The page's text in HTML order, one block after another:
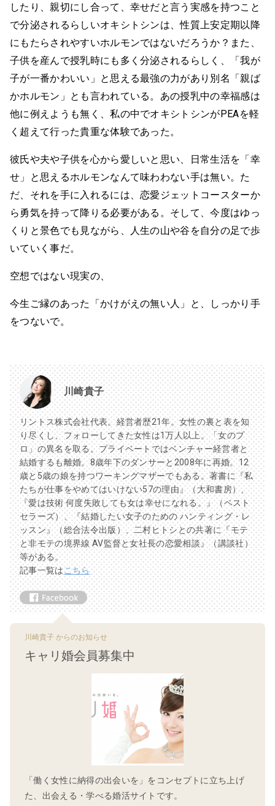
したり、親切にし合って、幸せだと言う実感を持つこと
で分泌されるらしいオキシトシンは、性質上安定期以降
にもたらされやすいホルモンではないだろうか？また、
子供を産んで授乳時にも多く分泌されるらしく、「我が
子が一番かわいい」と思える最強の力があり別名「親ば
かホルモン」とも言われている。あの授乳中の幸福感は
他に例えようも無く、私の中でオキシトシンがPEAを軽
く超えて行った貴重な体験であった。
彼氏や夫や子供を心から愛しいと思い、日常生活を「幸
せ」と思えるホルモンなんて味わわない手は無い。た
だ、それを手に入れるには、恋愛ジェットコースターか
ら勇気を持って降りる必要がある。そして、今度はゆっ
くりと景色でも見ながら、人生の山や谷を自分の足で歩
いていく事だ。
空想ではない現実の、
今生ご縁のあった「かけがえの無い人」と、しっかり手
をつないで。
川崎貴子
リントス株式会社代表。経営者歴21年。女性の裏と表を知
り尽くし、フォローしてきた女性は1万人以上。「女のプ
ロ」の異名を取る。プライベートではベンチャー経営者と
結婚するも離婚。8歳年下のダンサーと2008年に再婚。12
歳と5歳の娘を持つワーキングマザーでもある。著書に『私
たちが仕事をやめてはいけない57の理由』（大和書房）、
『愛は技術 何度失敗しても女は幸せになれる。』（ベスト
セラーズ）、『結婚したい女子のための ハンティング・レ
ッスン』（総合法令出版）、二村ヒトシとの共著に『モテ
と非モテの境界線 AV監督と女社長の恋愛相談』（講談社）
等がある。
記事一覧はこちら
川崎貴子 からのお知らせ
キャリ婚会員募集中
「働く女性に納得の出会いを」をコンセプトに立ち上げ
た、出会える・学べる婚活サイトです。